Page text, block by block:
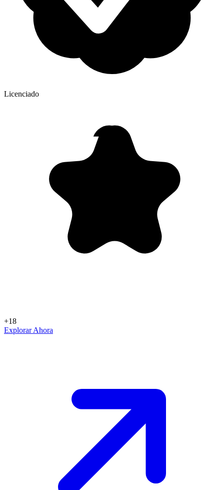
Licenciado
+18
Explorar Ahora